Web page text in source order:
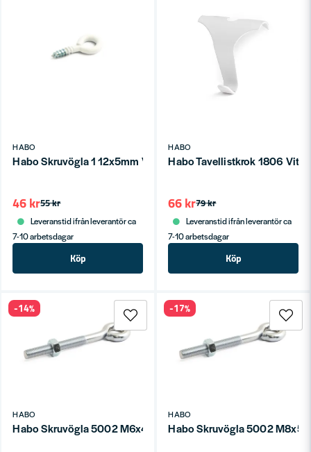
HABO
Habo Skruvögla 1 12x5mm Vit SB
55 kr
46 kr
Leveranstid ifrån leverantör ca
7-10 arbetsdagar
Köp
HABO
Habo Tavellistkrok 1806 Vit
79 kr
66 kr
Leveranstid ifrån leverantör ca
7-10 arbetsdagar
Köp
HABO
Habo Skruvögla 5002 M6x40mm Galv SB
-14%
HABO
Habo Skruvögla 5002
-17%